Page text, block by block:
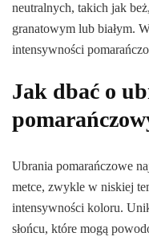
neutralnych, takich jak
granatowym lub białym.
intensywności
Jak dbać o
Ubrania pomarańczowe
metce, zwykle w niskiej
intensywności koloru.
słońcu, które mogą